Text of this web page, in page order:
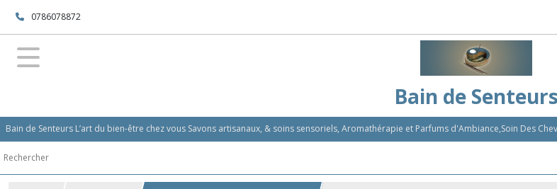
0786078872
Bain de Senteurs
Bain de Senteurs L’art du bien-être chez vous Savons artisanaux, & soins sensoriels, Aromathérapie et Parfums d'Ambiance,Soin Des